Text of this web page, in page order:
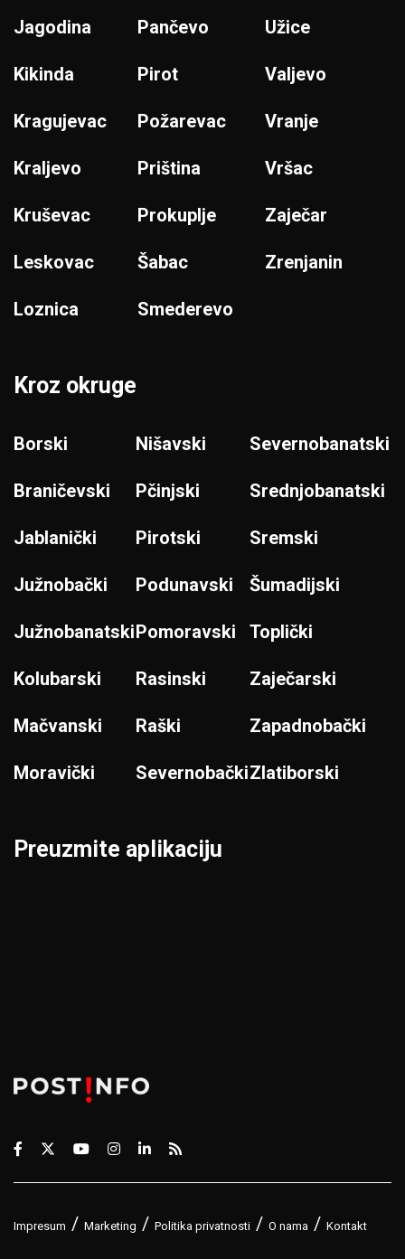
Jagodina
Kikinda
Kragujevac
Kraljevo
Kruševac
Leskovac
Loznica
Pančevo
Pirot
Požarevac
Priština
Prokuplje
Šabac
Smederevo
Užice
Valjevo
Vranje
Vršac
Zaječar
Zrenjanin
Kroz okruge
Borski
Braničevski
Jablanički
Južnobački
Južnobanatski
Kolubarski
Mačvanski
Moravički
Nišavski
Pčinjski
Pirotski
Podunavski
Pomoravski
Rasinski
Raški
Severnobački
Severnobanatski
Srednjobanatski
Sremski
Šumadijski
Toplički
Zaječarski
Zapadnobački
Zlatiborski
Preuzmite aplikaciju
Impresum Marketing Politika privatnosti O nama Kontakt